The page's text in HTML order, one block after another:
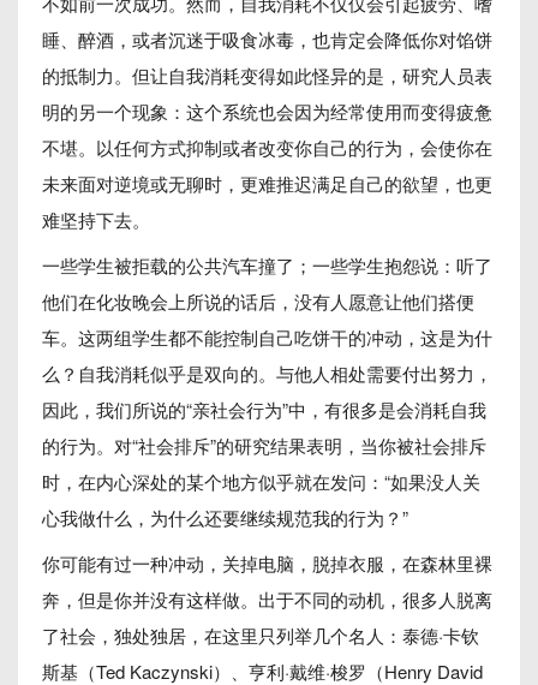
睡、醉酒，或者沉迷于吸食冰毒，也肯定会降低你对馅饼
的抵制力。但让自我消耗变得如此怪异的是，研究人员表
明的另一个现象：这个系统也会因为经常使用而变得疲惫
不堪。以任何方式抑制或者改变你自己的行为，会使你在
未来面对逆境或无聊时，更难推迟满足自己的欲望，也更
难坚持下去。
一些学生被拒载的公共汽车撞了；一些学生抱怨说：听了
他们在化妆晚会上所说的话后，没有人愿意让他们搭便
车。这两组学生都不能控制自己吃饼干的冲动，这是为什
么？自我消耗似乎是双向的。与他人相处需要付出努力，
因此，我们所说的“亲社会行为”中，有很多是会消耗自我
的行为。对“社会排斥”的研究结果表明，当你被社会排斥
时，在内心深处的某个地方似乎就在发问：“如果没人关
心我做什么，为什么还要继续规范我的行为？”
你可能有过一种冲动，关掉电脑，脱掉衣服，在森林里裸
奔，但是你并没有这样做。出于不同的动机，很多人脱离
了社会，独处独居，在这里只列举几个名人：泰德·卡钦
斯基（Ted Kaczynski）、亨利·戴维·梭罗（Henry David